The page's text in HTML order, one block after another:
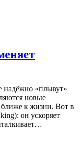
надёжно «плывут»
новые
ближе к жизни. Вот в
он ускоряет